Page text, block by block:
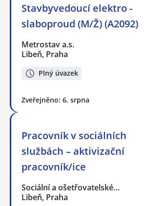
Stavbyvedoucí elektro -
slaboproud (M/Ž) (A2092)
Metrostav a.s.
Libeň, Praha
Plný úvazek
Zveřejněno: 6. srpna
Pracovník v sociálních
službách – aktivizační
pracovník/ice
Sociální a ošetřovatelské…
Libeň, Praha